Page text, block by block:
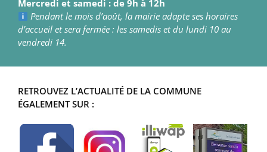
Mercredi et samedi : de 9h à 12h
Pendant le mois d’août, la mairie adapte ses horaires
d’accueil et sera fermée : les samedis et du lundi 10 au
vendredi 14.
RETROUVEZ L’ACTUALITÉ DE LA COMMUNE
ÉGALEMENT SUR :